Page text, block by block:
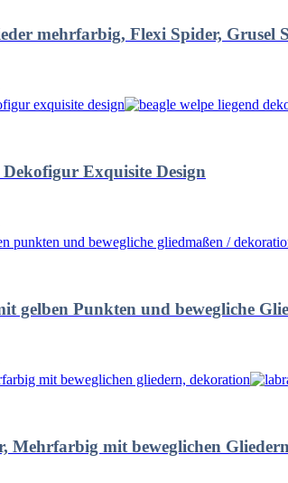
mehrfarbig, Flexi Spider, Grusel
Exquisite Design
gelben Punkten und bewegliche
Mehrfarbig mit beweglichen